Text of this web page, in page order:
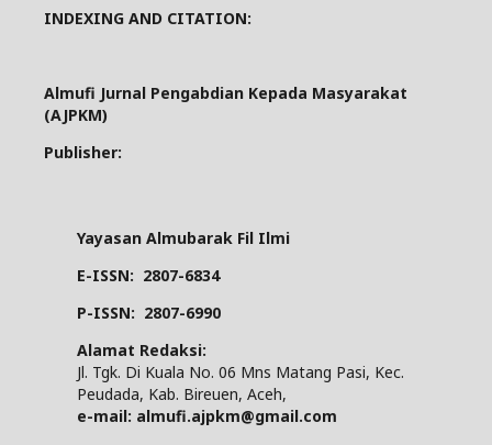
INDEXING AND CITATION:
Almufi Jurnal Pengabdian Kepada Masyarakat
(AJPKM)
Publisher:
Yayasan Almubarak Fil Ilmi
E-ISSN: 2807-6834
P-ISSN: 2807-6990
Alamat Redaksi:
Jl. Tgk. Di Kuala No. 06 Mns Matang Pasi, Kec.
Peudada, Kab. Bireuen, Aceh,
e-mail: almufi.ajpkm@gmail.com